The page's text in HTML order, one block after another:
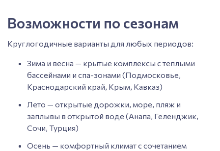
Возможности по сезонам
Круглогодичные варианты для любых периодов:
Зима и весна — крытые комплексы с теплыми
бассейнами и спа-зонами (Подмосковье,
Краснодарский край, Крым, Кавказ)
Лето — открытые дорожки, море, пляж и
заплывы в открытой воде (Анапа, Геленджик,
Сочи, Турция)
Осень — комфортный климат с сочетанием